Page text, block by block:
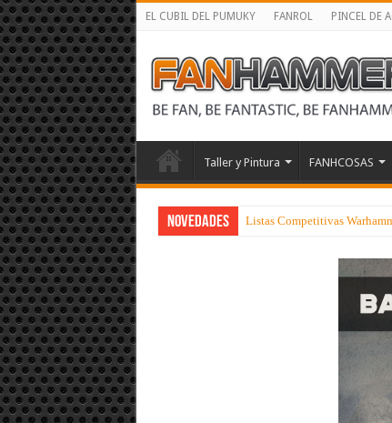
EL CUBIL DEL PUMUKY FANROL PINCEL DE
Taller y Pintura FANHCOSAS
NOVEDADES Listas Competitivas